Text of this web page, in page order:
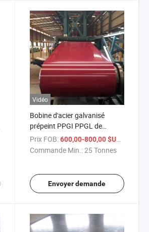
Vidéo
Bobine d'acier galvanisé
prépeint PPGI PPGL de
couleur Ral revêtue
Prix FOB: 600,00-800,00 $US
Commande Min.:25 Tonnes
Envoyer demande